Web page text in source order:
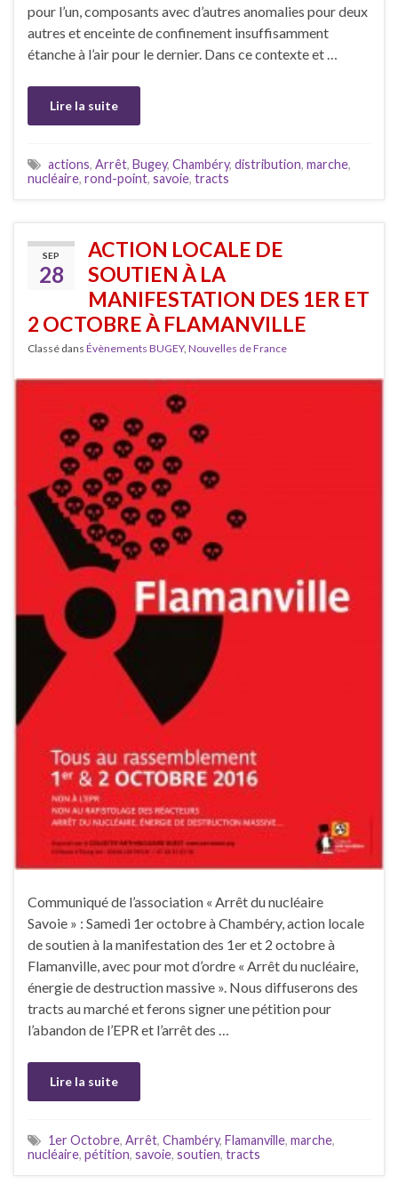
pour l’un, composants avec d’autres anomalies pour deux
autres et enceinte de confinement insuffisamment
étanche à l’air pour le dernier. Dans ce contexte et …
Lire la suite
actions, Arrêt, Bugey, Chambéry, distribution, marche,
nucléaire, rond-point, savoie, tracts
SEP
28
ACTION LOCALE DE
SOUTIEN À LA
MANIFESTATION DES 1ER ET
2 OCTOBRE À FLAMANVILLE
Classé dans Évènements BUGEY, Nouvelles de France
Communiqué de l’association « Arrêt du nucléaire
Savoie » : Samedi 1er octobre à Chambéry, action locale
de soutien à la manifestation des 1er et 2 octobre à
Flamanville, avec pour mot d’ordre « Arrêt du nucléaire,
énergie de destruction massive ». Nous diffuserons des
tracts au marché et ferons signer une pétition pour
l’abandon de l’EPR et l’arrêt des …
Lire la suite
1er Octobre, Arrêt, Chambéry, Flamanville, marche,
nucléaire, pétition, savoie, soutien, tracts